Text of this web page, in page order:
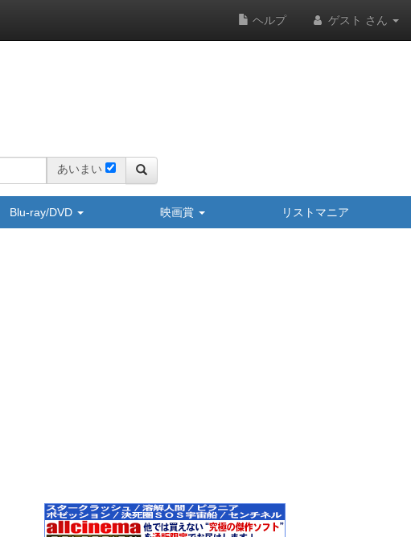
ヘルプ ゲスト さん
あいまい
Blu-ray/DVD 映画賞 リストマニア